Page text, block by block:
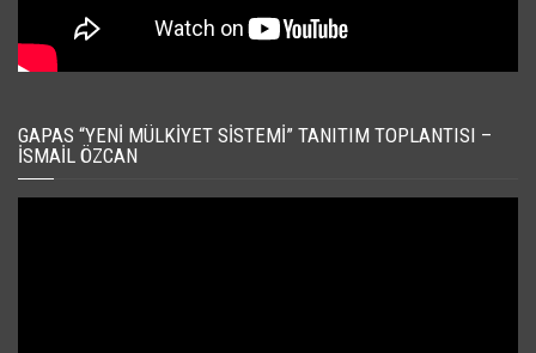
GAPAS “YENI MÜLKIYET SISTEMI” TANITIM TOPLANTISI –
İSMAIL ÖZCAN